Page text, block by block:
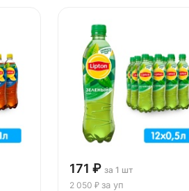
171 ₽ за 1 шт
2 050 ₽ за уп